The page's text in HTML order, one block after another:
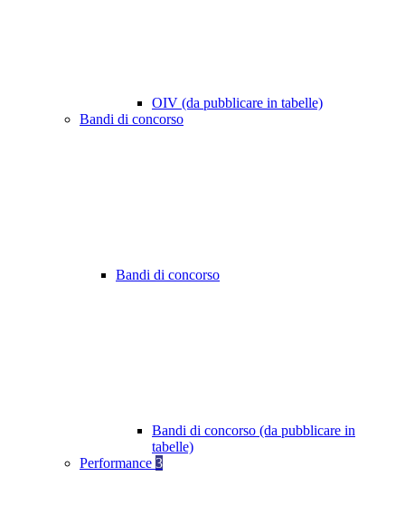
OIV (da pubblicare in tabelle)
Bandi di concorso
Bandi di concorso
Bandi di concorso (da pubblicare in
tabelle)
Performance 3